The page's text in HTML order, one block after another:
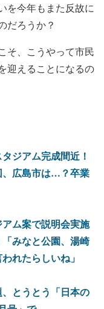
を今年もまた反故に
だろうか？
そ、こうやって市民
迎えることになるの
ジアム完成間近！
、広島市は…？卒業
ム案で説明会実施
みなと公園、湯崎
れたらしいね」
とうとう「日本の